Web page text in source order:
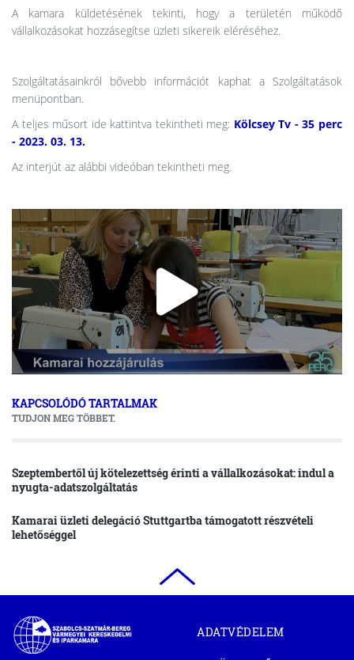
A kamara küldetésének tekinti, hogy a területén működő
vállalkozásokat hozzásegítse üzleti sikereik eléréséhez.
Szolgáltatásainkról bővebb információt kaphat a Szolgáltatások
menüpontban.
A teljes műsort ide kattintva tekintheti meg: Kölcsey Tv - 35 perc
- 2023. 03. 13.
Az interjút az alábbi videóban tekintheti meg.
KAPCSOLÓDÓ TARTALMAK
TUDJON MEG TÖBBET.
Szeptembertől új kötelezettség érinti a vállalkozásokat: indul a
nyugta-adatszolgáltatás
Kamarai üzleti delegáció Stuttgartba támogatott részvételi
lehetőséggel
Szabolcs-
Szatmár-
Bereg
ADATVÉDELEM